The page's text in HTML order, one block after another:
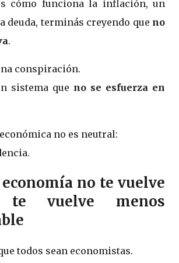
cómo funciona la inflación, un
deuda, terminás creyendo que no
.
conspiración.
sistema que no se esfuerza en
no es neutral:
no te vuelve
te vuelve menos
todos sean economistas.